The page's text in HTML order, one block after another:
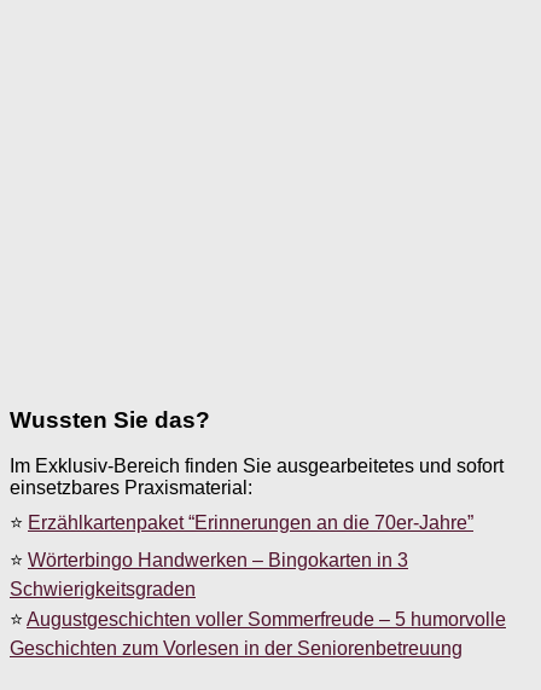
Wussten Sie das?
Im Exklusiv-Bereich finden Sie ausgearbeitetes und sofort
einsetzbares Praxismaterial:
⭐ Erzählkartenpaket “Erinnerungen an die 70er-Jahre”
⭐ Wörterbingo Handwerken – Bingokarten in 3
Schwierigkeitsgraden
⭐ Augustgeschichten voller Sommerfreude – 5 humorvolle
Geschichten zum Vorlesen in der Seniorenbetreuung